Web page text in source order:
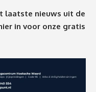
laatste nieuws uit de
in voor onze gratis